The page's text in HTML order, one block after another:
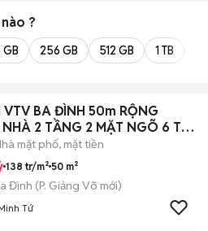
nào ?
GB 256 GB 512 GB 1 TB
VTV BA ĐÌNH 50m RỘNG
NHÀ 2 TẦNG 2 MẶT NGÕ 6 Ty
mặt phố, mặt tiền
138 tr/m² 50 m²
Đình (P. Giảng Võ mới)
Tứ